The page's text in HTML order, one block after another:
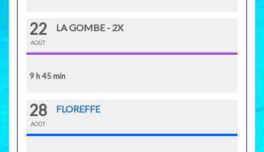
22
AOÛT
LA GOMBE - 2X
9 h 45 min
28
AOÛT
FLOREFFE